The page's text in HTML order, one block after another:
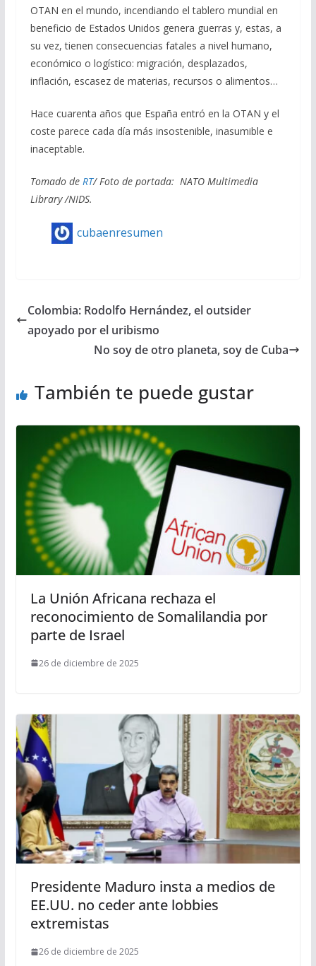
OTAN en el mundo, incendiando el tablero mundial en
beneficio de Estados Unidos genera guerras y, estas, a
su vez, tienen consecuencias fatales a nivel humano,
económico o logístico: migración, desplazados,
inflación, escasez de materias, recursos o alimentos…
Hace cuarenta años que España entró en la OTAN y el
coste parece cada día más insostenible, inasumible e
inaceptable.
Tomado de RT/ Foto de portada: NATO Multimedia
Library /NIDS.
cubaenresumen
Colombia: Rodolfo Hernández, el outsider
apoyado por el uribismo
No soy de otro planeta, soy de Cuba
También te puede gustar
La Unión Africana rechaza el
reconocimiento de Somalilandia por
parte de Israel
26 de diciembre de 2025
Presidente Maduro insta a medios de
EE.UU. no ceder ante lobbies
extremistas
26 de diciembre de 2025